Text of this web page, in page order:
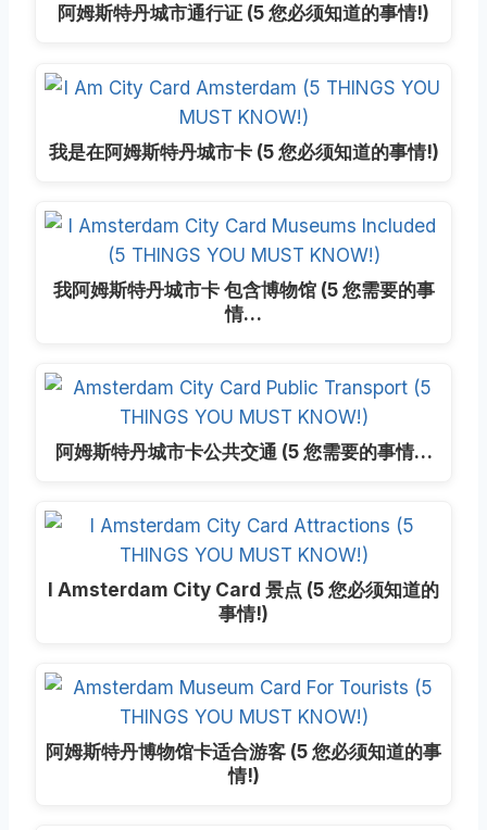
阿姆斯特丹城市通行证 (5 您必须知道的事情!)
我是在阿姆斯特丹城市卡 (5 您必须知道的事情!)
我阿姆斯特丹城市卡 包含博物馆 (5 您需要的事
情…
阿姆斯特丹城市卡公共交通 (5 您需要的事情…
I Amsterdam City Card 景点 (5 您必须知道的
事情!)
阿姆斯特丹博物馆卡适合游客 (5 您必须知道的事
情!)